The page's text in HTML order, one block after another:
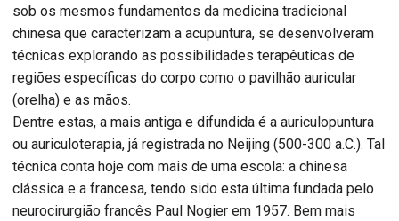
sob os mesmos fundamentos da medicina tradicional
chinesa que caracterizam a acupuntura, se desenvolveram
técnicas explorando as possibilidades terapêuticas de
regiões específicas do corpo como o pavilhão auricular
(orelha) e as mãos.
Dentre estas, a mais antiga e difundida é a auriculopuntura
ou auriculoterapia, já registrada no Neijing (500-300 a.C.). Tal
técnica conta hoje com mais de uma escola: a chinesa
clássica e a francesa, tendo sido esta última fundada pelo
neurocirurgião francês Paul Nogier em 1957. Bem mais